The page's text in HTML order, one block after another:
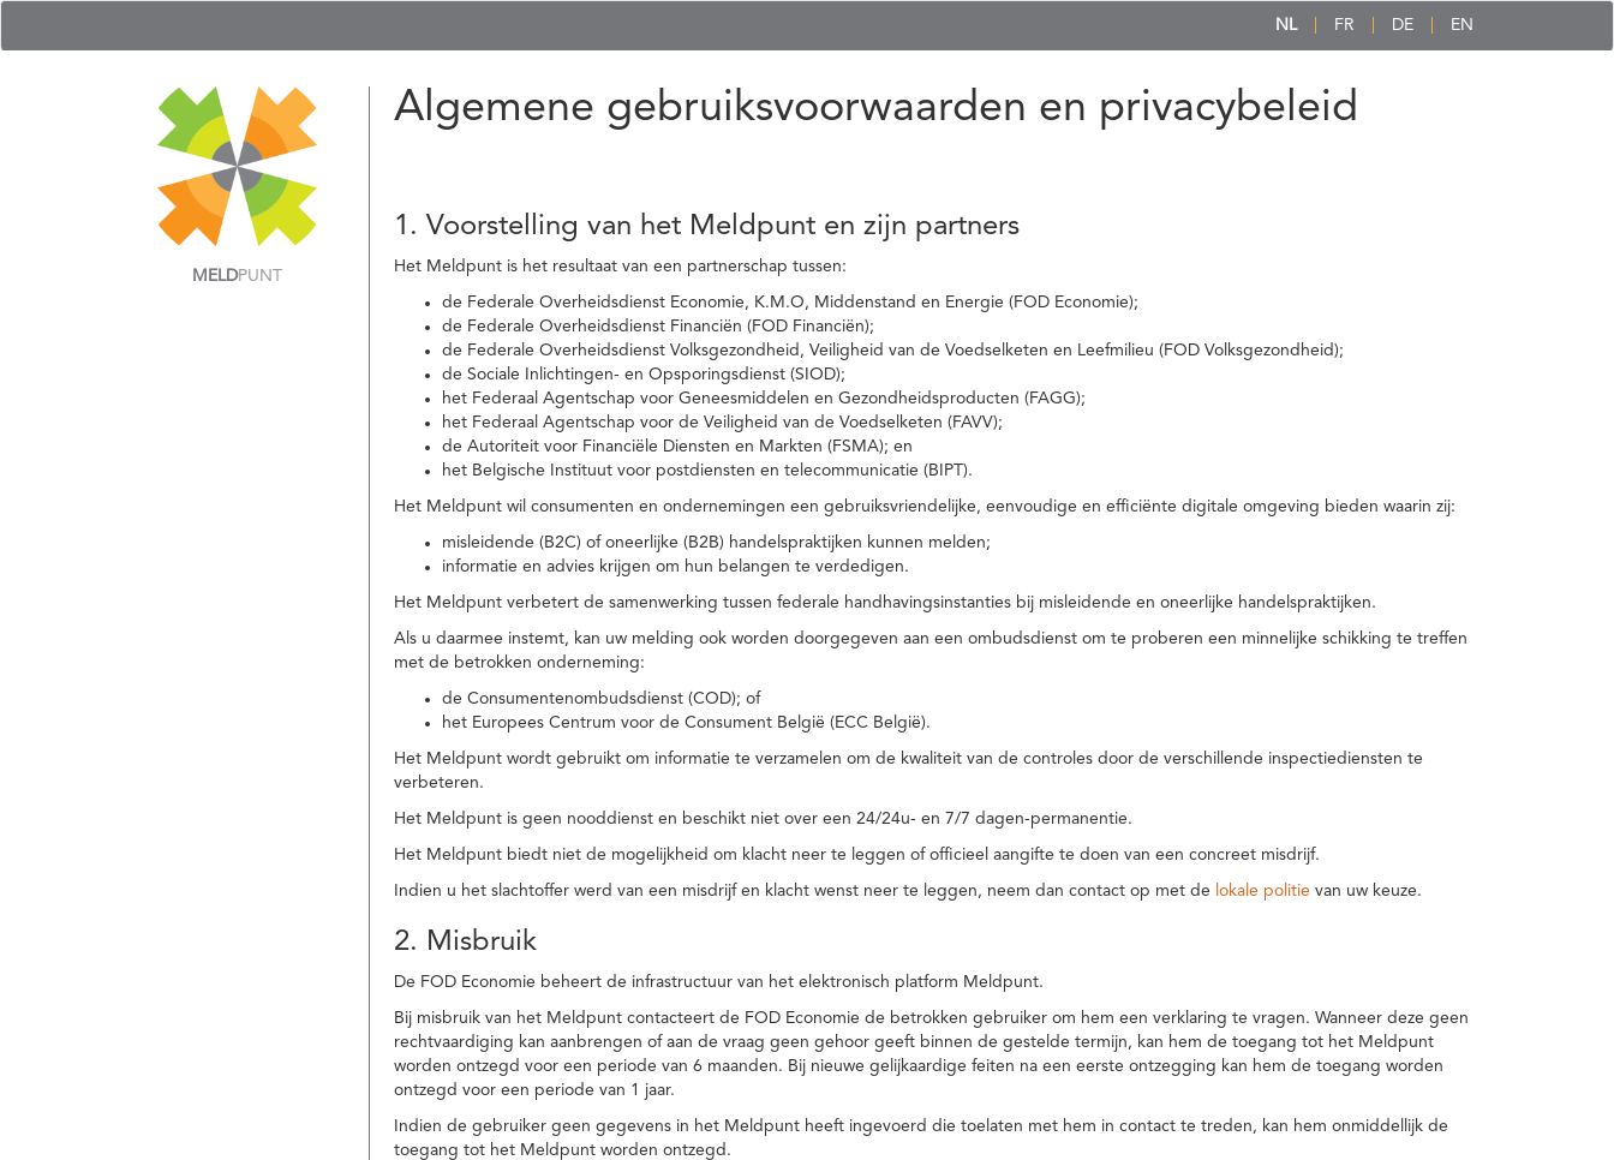
NL FR DE EN
MELDPUNT
Algemene gebruiksvoorwaarden en privacybeleid
1. Voorstelling van het Meldpunt en zijn partners
Het Meldpunt is het resultaat van een partnerschap tussen:
de Federale Overheidsdienst Economie, K.M.O, Middenstand en Energie (FOD Economie);
de Federale Overheidsdienst Financiën (FOD Financiën);
de Federale Overheidsdienst Volksgezondheid, Veiligheid van de Voedselketen en Leefmilieu (FOD Volksgezondheid);
de Sociale Inlichtingen- en Opsporingsdienst (SIOD);
het Federaal Agentschap voor Geneesmiddelen en Gezondheidsproducten (FAGG);
het Federaal Agentschap voor de Veiligheid van de Voedselketen (FAVV);
de Autoriteit voor Financiële Diensten en Markten (FSMA); en
het Belgische Instituut voor postdiensten en telecommunicatie (BIPT).
Het Meldpunt wil consumenten en ondernemingen een gebruiksvriendelijke, eenvoudige en efficiënte digitale omgeving bieden waarin zij:
misleidende (B2C) of oneerlijke (B2B) handelspraktijken kunnen melden;
informatie en advies krijgen om hun belangen te verdedigen.
Het Meldpunt verbetert de samenwerking tussen federale handhavingsinstanties bij misleidende en oneerlijke handelspraktijken.
Als u daarmee instemt, kan uw melding ook worden doorgegeven aan een ombudsdienst om te proberen een minnelijke schikking te treffen
met de betrokken onderneming:
de Consumentenombudsdienst (COD); of
het Europees Centrum voor de Consument België (ECC België).
Het Meldpunt wordt gebruikt om informatie te verzamelen om de kwaliteit van de controles door de verschillende inspectiediensten te
verbeteren.
Het Meldpunt is geen nooddienst en beschikt niet over een 24/24u- en 7/7 dagen-permanentie.
Het Meldpunt biedt niet de mogelijkheid om klacht neer te leggen of officieel aangifte te doen van een concreet misdrijf.
Indien u het slachtoffer werd van een misdrijf en klacht wenst neer te leggen, neem dan contact op met de lokale politie van uw keuze.
2. Misbruik
De FOD Economie beheert de infrastructuur van het elektronisch platform Meldpunt.
Bij misbruik van het Meldpunt contacteert de FOD Economie de betrokken gebruiker om hem een verklaring te vragen. Wanneer deze geen
rechtvaardiging kan aanbrengen of aan de vraag geen gehoor geeft binnen de gestelde termijn, kan hem de toegang tot het Meldpunt
worden ontzegd voor een periode van 6 maanden. Bij nieuwe gelijkaardige feiten na een eerste ontzegging kan hem de toegang worden
ontzegd voor een periode van 1 jaar.
Indien de gebruiker geen gegevens in het Meldpunt heeft ingevoerd die toelaten met hem in contact te treden, kan hem onmiddellijk de
toegang tot het Meldpunt worden ontzegd.